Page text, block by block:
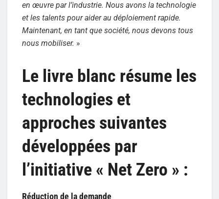
en œuvre par l’industrie. Nous avons la technologie
et les talents pour aider au déploiement rapide.
Maintenant, en tant que société, nous devons tous
nous mobiliser. »
Le livre blanc résume les
technologies et
approches suivantes
développées par
l’initiative « Net Zero » :
Réduction de la demande